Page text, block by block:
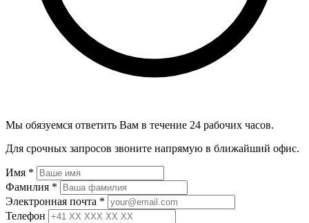
Мы обязуемся ответить Вам в течение 24 рабочих часов.
Для срочных запросов звоните напрямую в ближайший офис.
Имя *
Фамилия *
Электронная почта *
Телефон